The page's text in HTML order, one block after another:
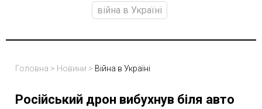
війна в Україні
Головна > Новини > Війна в Україні
Російський дрон вибухнув біля авто